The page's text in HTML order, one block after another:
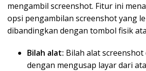
mengambil screenshot. Fitur ini
opsi pengambilan screenshot yang
dibandingkan dengan tombol fisik
Bilah alat: Bilah alat screenshot
dengan mengusap layar dari